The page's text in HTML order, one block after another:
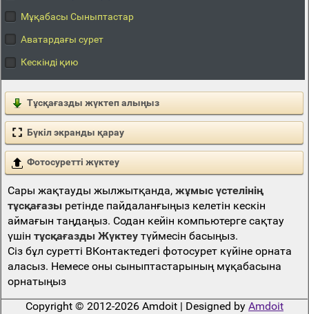
Мұқабасы Сыныптастар
Аватардағы сурет
Кескінді қию
Тұсқағазды жүктеп алыңыз
Бүкіл экранды қарау
Фотосуретті жүктеу
Сары жақтауды жылжытқанда, жұмыс үстелінің
тұсқағазыретінде пайдаланғыңыз келетін кескін
аймағын таңдаңыз. Содан кейін компьютерге сақтау
үшін тұсқағазды Жүктеутүймесін басыңыз.
Сіз бұл суретті ВКонтактедегі фотосурет күйіне орната
аласыз. Немесе оны сыныптастарының мұқабасына
орнатыңыз
Copyright © 2012-2026 Amdoit | Designed by Amdoit